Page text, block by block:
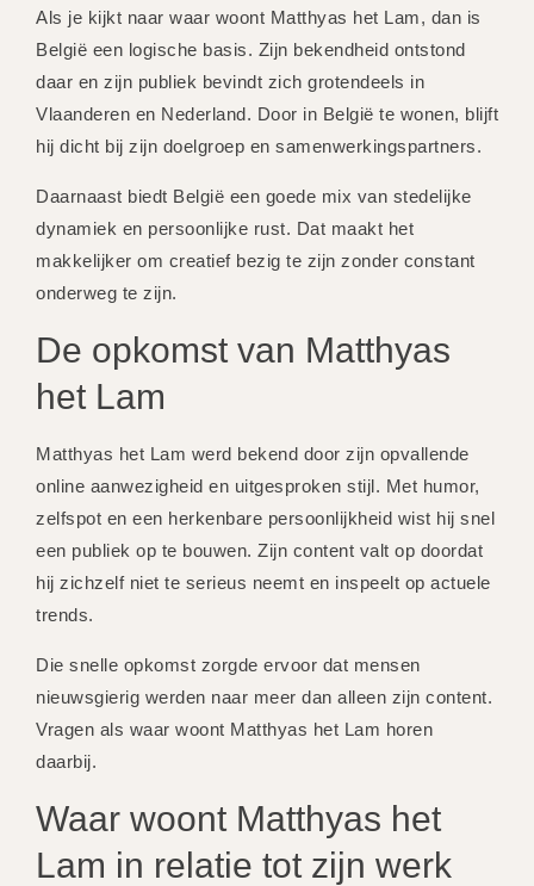
Als je kijkt naar waar woont Matthyas het Lam, dan is
België een logische basis. Zijn bekendheid ontstond
daar en zijn publiek bevindt zich grotendeels in
Vlaanderen en Nederland. Door in België te wonen, blijft
hij dicht bij zijn doelgroep en samenwerkingspartners.
Daarnaast biedt België een goede mix van stedelijke
dynamiek en persoonlijke rust. Dat maakt het
makkelijker om creatief bezig te zijn zonder constant
onderweg te zijn.
De opkomst van Matthyas
het Lam
Matthyas het Lam werd bekend door zijn opvallende
online aanwezigheid en uitgesproken stijl. Met humor,
zelfspot en een herkenbare persoonlijkheid wist hij snel
een publiek op te bouwen. Zijn content valt op doordat
hij zichzelf niet te serieus neemt en inspeelt op actuele
trends.
Die snelle opkomst zorgde ervoor dat mensen
nieuwsgierig werden naar meer dan alleen zijn content.
Vragen als waar woont Matthyas het Lam horen
daarbij.
Waar woont Matthyas het
Lam in relatie tot zijn werk